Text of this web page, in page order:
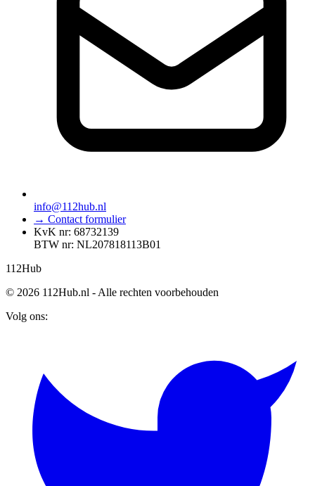
info@112hub.nl
→ Contact formulier
KvK nr: 68732139
BTW nr: NL207818113B01
112Hub
© 2026 112Hub.nl - Alle rechten voorbehouden
Volg ons: